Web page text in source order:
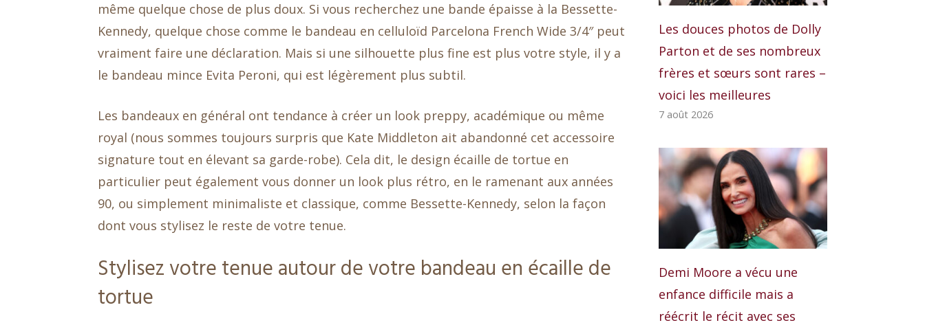
même quelque chose de plus doux. Si vous recherchez une bande épaisse à la Bessette-
Kennedy, quelque chose comme le bandeau en celluloïd Parcelona French Wide 3/4″ peut
vraiment faire une déclaration. Mais si une silhouette plus fine est plus votre style, il y a
le bandeau mince Evita Peroni, qui est légèrement plus subtil.
Les bandeaux en général ont tendance à créer un look preppy, académique ou même
royal (nous sommes toujours surpris que Kate Middleton ait abandonné cet accessoire
signature tout en élevant sa garde-robe). Cela dit, le design écaille de tortue en
particulier peut également vous donner un look plus rétro, en le ramenant aux années
90, ou simplement minimaliste et classique, comme Bessette-Kennedy, selon la façon
dont vous stylisez le reste de votre tenue.
Stylisez votre tenue autour de votre bandeau en écaille de
tortue
Les douces photos de Dolly
Parton et de ses nombreux
frères et sœurs sont rares –
voici les meilleures
7 août 2026
Demi Moore a vécu une
enfance difficile mais a
réécrit le récit avec ses